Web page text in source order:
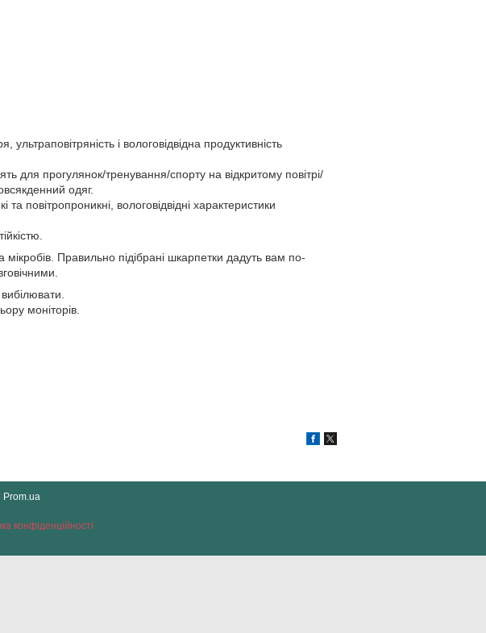
і вологовідвідна продуктивність
для прогулянок/тренування/спорту на відкритому повітрі/
одяг.
повітропроникні, вологовідвідні характеристики
Правильно підібрані шкарпетки дадуть вам по-
моніторів.
Prom.ua
конфіденційності